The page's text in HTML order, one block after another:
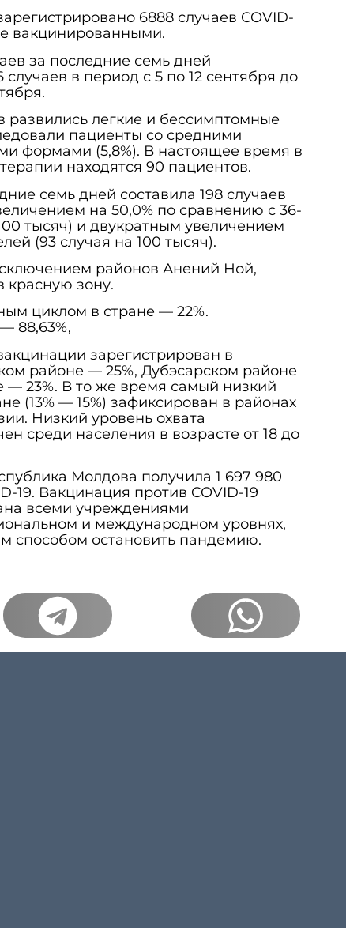
6888 случаев COVID-
вакцинированными.
за последние семь дней
случаев в период с 5 по 12 сентября до
развились легкие и бессимптомные
пациенты со средними
формами (5,8%). В настоящее время в
находятся 90 пациентов.
семь дней составила 198 случаев
на 50,0% по сравнению с 36-
тысяч) и двукратным увеличением
(93 случая на 100 тысяч).
районов Анений Ной,
красную зону.
циклом в стране — 22%.
88,63%,
зарегистрирован в
районе — 25%, Дубэсарском районе
— 23%. В то же время самый низкий
(13% — 15%) зафиксирован в районах
Низкий уровень охвата
среди населения в возрасте от 18 до
Молдова получила 1 697 980
19. Вакцинация против COVID-19
всеми учреждениями
и международном уровнях,
способом остановить пандемию.